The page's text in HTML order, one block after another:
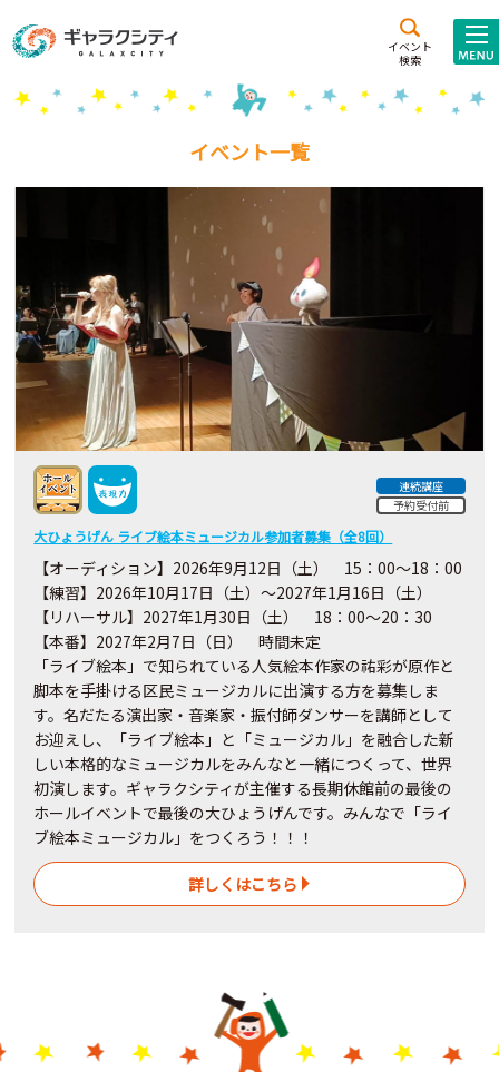
イベント
検索
施設案内
こども
西新井
施設･
こどもみーてぃんぐ
Gがくえん
ブランドからのお知らせ
いっしょに創る
イベントレポート
イベント一覧
連続講座
予約受付前
大ひょうげん ライブ絵本ミュージカル参加者募集（全8回）
【オーディション】2026年9月12日（土） 15：00～18：00
【練習】2026年10月17日（土）～2027年1月16日（土）
【リハーサル】2027年1月30日（土） 18：00～20：30
【本番】2027年2月7日（日） 時間未定
「ライブ絵本」で知られている人気絵本作家の祐彩が原作と
脚本を手掛ける区民ミュージカルに出演する方を募集しま
す。名だたる演出家・音楽家・振付師ダンサーを講師として
お迎えし、「ライブ絵本」と「ミュージカル」を融合した新
しい本格的なミュージカルをみんなと一緒につくって、世界
初演します。ギャラクシティが主催する長期休館前の最後の
ホールイベントで最後の大ひょうげんです。みんなで「ライ
ブ絵本ミュージカル」をつくろう！！！
詳しくはこちら